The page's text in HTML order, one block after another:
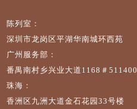
陈列室：
深圳市龙岗区平湖华南城环西苑
广州服务部：
番禺南村乡兴业大道1168＃511400
珠海：
香洲区九洲大道金石花园33号楼